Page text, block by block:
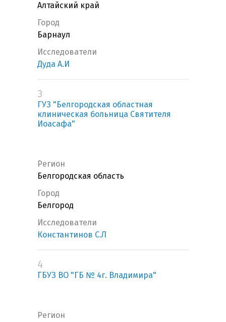
Алтайский край
Город
Барнаул
Исследователи
Дуда А.И
3
ГУЗ "Белгородская областная
клиническая больница Святителя
Иоасафа"
Регион
Белгородская область
Город
Белгород
Исследователи
Константинов С.Л
4
ГБУЗ ВО "ГБ № 4г. Владимира"
Регион